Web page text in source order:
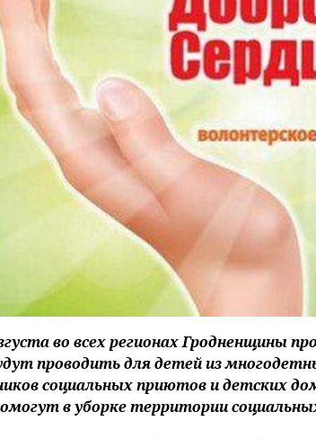
во всех регионах Гродненщины
проводить для детей из
социальных приютов и детских
в уборке территории